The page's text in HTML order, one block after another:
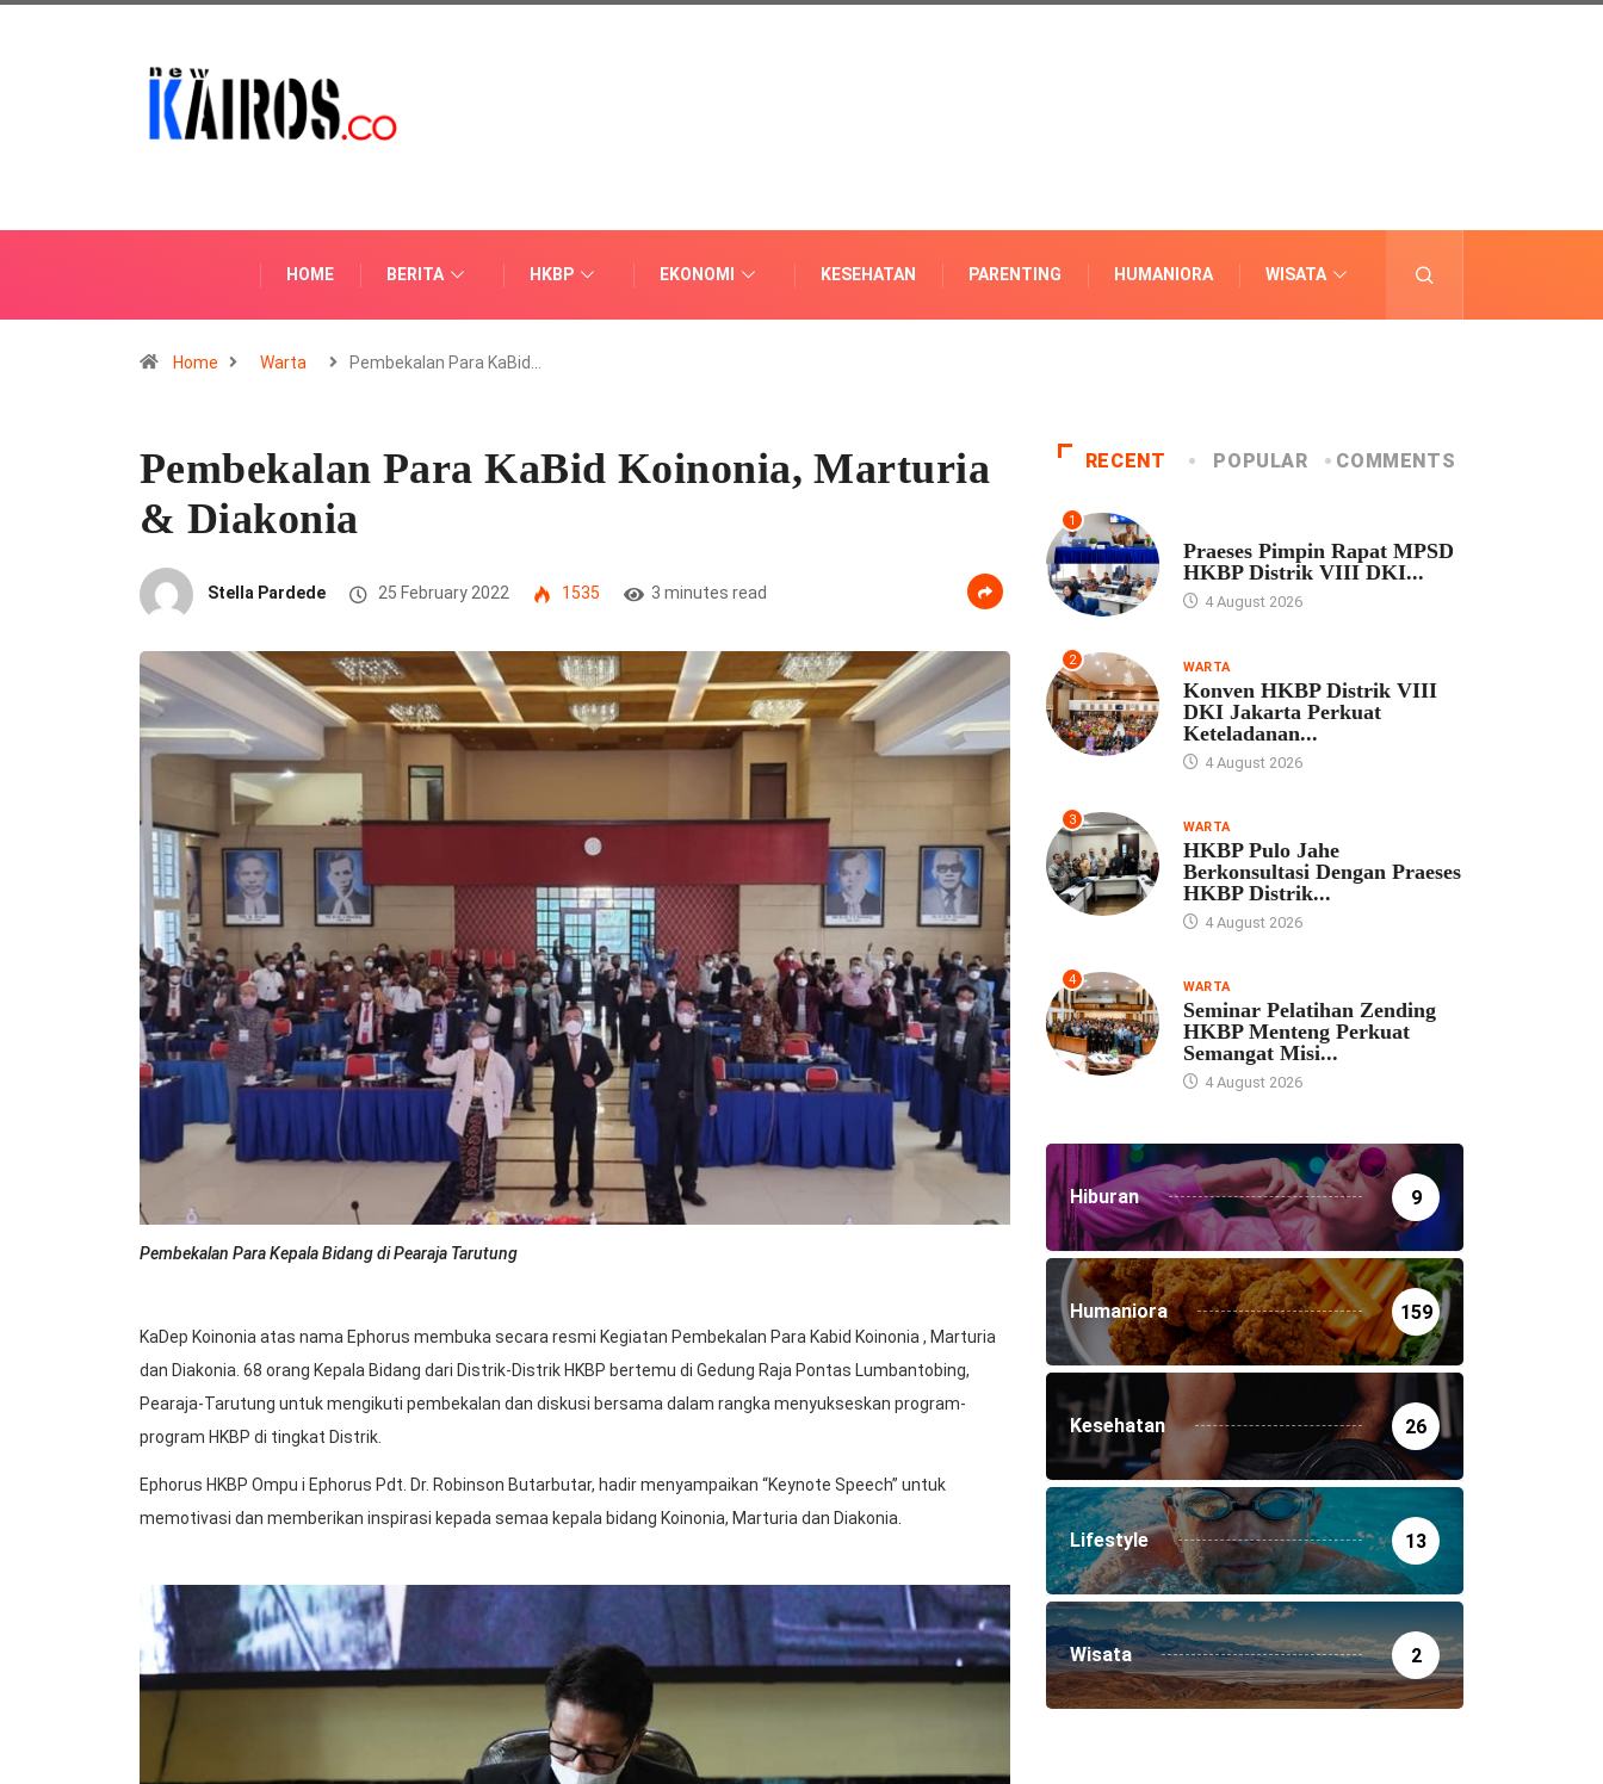
HOME BERITA HKBP EKONOMI KESEHATAN PARENTING HUMANIORA WISATA
Home Warta Pembekalan Para KaBid…
Pembekalan Para KaBid Koinonia, Marturia
& Diakonia
Stella Pardede 25 February 2022 1535 3 minutes read
Pembekalan Para Kepala Bidang di Pearaja Tarutung
KaDep Koinonia atas nama Ephorus membuka secara resmi Kegiatan Pembekalan Para Kabid Koinonia , Marturia
dan Diakonia. 68 orang Kepala Bidang dari Distrik-Distrik HKBP bertemu di Gedung Raja Pontas Lumbantobing,
Pearaja-Tarutung untuk mengikuti pembekalan dan diskusi bersama dalam rangka menyukseskan program-
program HKBP di tingkat Distrik.
Ephorus HKBP Ompu i Ephorus Pdt. Dr. Robinson Butarbutar, hadir menyampaikan “Keynote Speech” untuk
memotivasi dan memberikan inspirasi kepada semaa kepala bidang Koinonia, Marturia dan Diakonia.
RECENT POPULAR COMMENTS
1
Praeses Pimpin Rapat MPSD
HKBP Distrik VIII DKI...
4 August 2026
2 WARTA
Konven HKBP Distrik VIII
DKI Jakarta Perkuat
Keteladanan...
4 August 2026
3 WARTA
HKBP Pulo Jahe
Berkonsultasi Dengan Praeses
HKBP Distrik...
4 August 2026
4 WARTA
Seminar Pelatihan Zending
HKBP Menteng Perkuat
Semangat Misi...
4 August 2026
Hiburan 9
Humaniora 159
Kesehatan 26
Lifestyle 13
Wisata 2